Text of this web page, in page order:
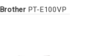
BrotherPT-E100VP